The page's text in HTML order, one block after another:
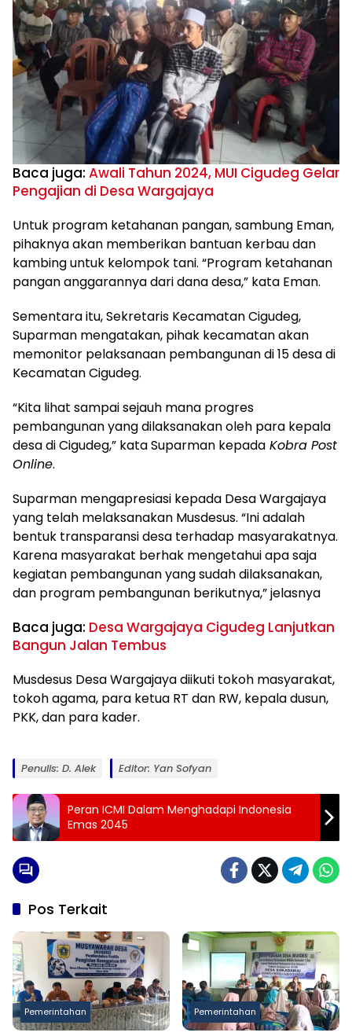
Baca juga: Awali Tahun 2024, MUI Cigudeg Gelar
Pengajian di Desa Wargajaya
Untuk program ketahanan pangan, sambung Eman,
pihaknya akan memberikan bantuan kerbau dan
kambing untuk kelompok tani. “Program ketahanan
pangan anggarannya dari dana desa,” kata Eman.
Sementara itu, Sekretaris Kecamatan Cigudeg,
Suparman mengatakan, pihak kecamatan akan
memonitor pelaksanaan pembangunan di 15 desa di
Kecamatan Cigudeg.
“Kita lihat sampai sejauh mana progres
pembangunan yang dilaksanakan oleh para kepala
desa di Cigudeg,” kata Suparman kepada Kobra Post
Online.
Suparman mengapresiasi kepada Desa Wargajaya
yang telah melaksanakan Musdesus. “Ini adalah
bentuk transparansi desa terhadap masyarakatnya.
Karena masyarakat berhak mengetahui apa saja
kegiatan pembangunan yang sudah dilaksanakan,
dan program pembangunan berikutnya,” jelasnya
Baca juga: Desa Wargajaya Cigudeg Lanjutkan
Bangun Jalan Tembus
Musdesus Desa Wargajaya diikuti tokoh masyarakat,
tokoh agama, para ketua RT dan RW, kepala dusun,
PKK, dan para kader.
Penulis: D. Alek Editor: Yan Sofyan
Peran ICMI Dalam Menghadapi Indonesia
Emas 2045
Pos Terkait
Pemerintahan Pemerintahan